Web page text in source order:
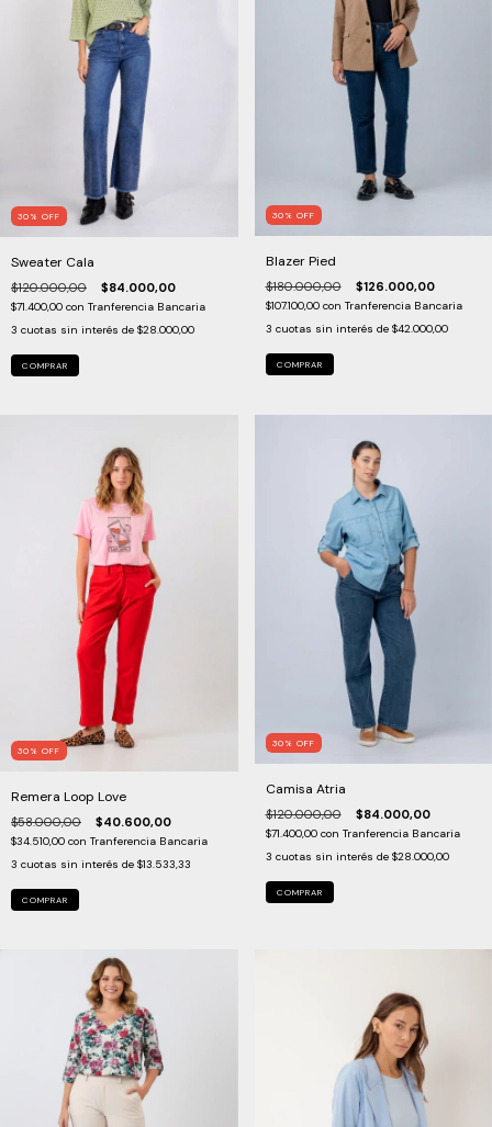
30 % OFF
Sweater Cala
$120.000,00 $84.000,00
$71.400,00 con Tranferencia Bancaria
3 cuotas sin interés de $28.000,00
COMPRAR
30 % OFF
Blazer Pied
$180.000,00 $126.000,00
$107.100,00 con Tranferencia Bancaria
3 cuotas sin interés de $42.000,00
COMPRAR
30 % OFF
Remera Loop Love
$58.000,00 $40.600,00
$34.510,00 con Tranferencia Bancaria
3 cuotas sin interés de $13.533,33
COMPRAR
30 % OFF
Camisa Atria
$120.000,00 $84.000,00
$71.400,00 con Tranferencia Bancaria
3 cuotas sin interés de $28.000,00
COMPRAR